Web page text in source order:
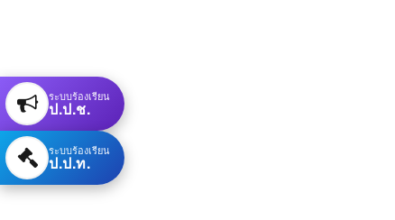
ระบบร้องเรียน
ป.ป.ช.
ระบบร้องเรียน
ป.ป.ท.